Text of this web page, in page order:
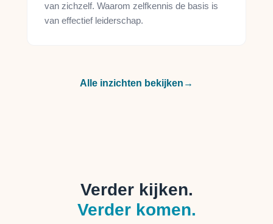
van zichzelf. Waarom zelfkennis de basis is
van effectief leiderschap.
Alle inzichten bekijken →
Verder kijken.
Verder komen.